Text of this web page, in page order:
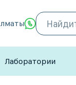
Лаборатории